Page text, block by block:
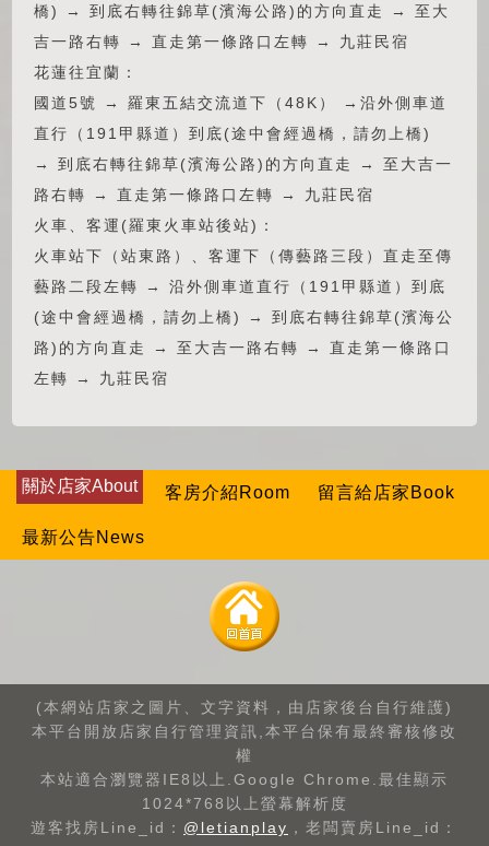
橋) → 到底右轉往錦草(濱海公路)的方向直走 → 至大
吉一路右轉 → 直走第一條路口左轉 → 九莊民宿
花蓮往宜蘭：
國道5號 → 羅東五結交流道下（48K） →沿外側車道
直行（191甲縣道）到底(途中會經過橋，請勿上橋)
→ 到底右轉往錦草(濱海公路)的方向直走 → 至大吉一
路右轉 → 直走第一條路口左轉 → 九莊民宿
火車、客運(羅東火車站後站)：
火車站下（站東路）、客運下（傳藝路三段）直走至傳
藝路二段左轉 → 沿外側車道直行（191甲縣道）到底
(途中會經過橋，請勿上橋) → 到底右轉往錦草(濱海公
路)的方向直走 → 至大吉一路右轉 → 直走第一條路口
左轉 → 九莊民宿
關於店家About 客房介紹Room 留言給店家Book
最新公告News
(本網站店家之圖片、文字資料，由店家後台自行維護)
本平台開放店家自行管理資訊,本平台保有最終審核修改
權
本站適合瀏覽器IE8以上.Google Chrome.最佳顯示
1024*768以上螢幕解析度
遊客找房Line_id： @letianplay ，老闆賣房Line_id：